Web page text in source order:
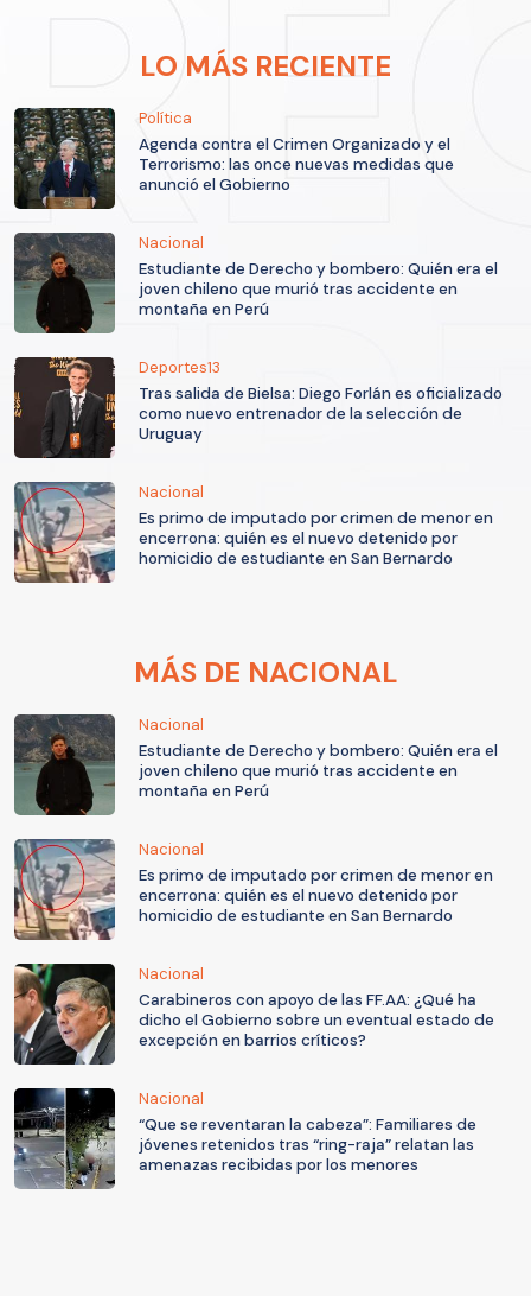
LO MÁS RECIENTE
Política
Agenda contra el Crimen Organizado y el
Terrorismo: las once nuevas medidas que
anunció el Gobierno
Nacional
Estudiante de Derecho y bombero: Quién era el
joven chileno que murió tras accidente en
montaña en Perú
Deportes13
Tras salida de Bielsa: Diego Forlán es oficializado
como nuevo entrenador de la selección de
Uruguay
Nacional
Es primo de imputado por crimen de menor en
encerrona: quién es el nuevo detenido por
homicidio de estudiante en San Bernardo
MÁS DE NACIONAL
Nacional
Estudiante de Derecho y bombero: Quién era el
joven chileno que murió tras accidente en
montaña en Perú
Nacional
Es primo de imputado por crimen de menor en
encerrona: quién es el nuevo detenido por
homicidio de estudiante en San Bernardo
Nacional
Carabineros con apoyo de las FF.AA: ¿Qué ha
dicho el Gobierno sobre un eventual estado de
excepción en barrios críticos?
Nacional
“Que se reventaran la cabeza”: Familiares de
jóvenes retenidos tras “ring-raja” relatan las
amenazas recibidas por los menores